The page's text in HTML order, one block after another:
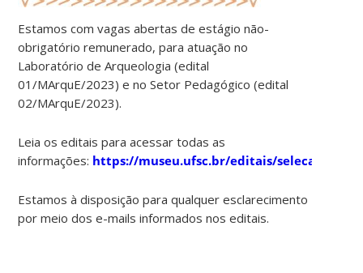
Estamos com vagas abertas de estágio não-
obrigatório remunerado, para atuação no
Laboratório de Arqueologia (edital
01/MArquE/2023) e no Setor Pedagógico (edital
02/MArquE/2023).
Leia os editais para acessar todas as
informações: https://museu.ufsc.br/editais/
Estamos à disposição para qualquer esclarecimento
por meio dos e-mails informados nos editais.